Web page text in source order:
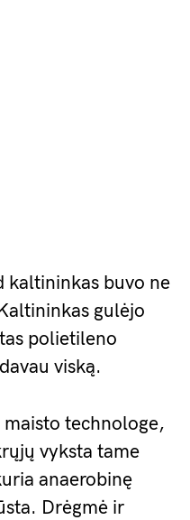
kaltininkas buvo ne
gulėjo
polietileno
viską.
maisto technologe,
vyksta tame
anaerobinę
Drėgmė ir